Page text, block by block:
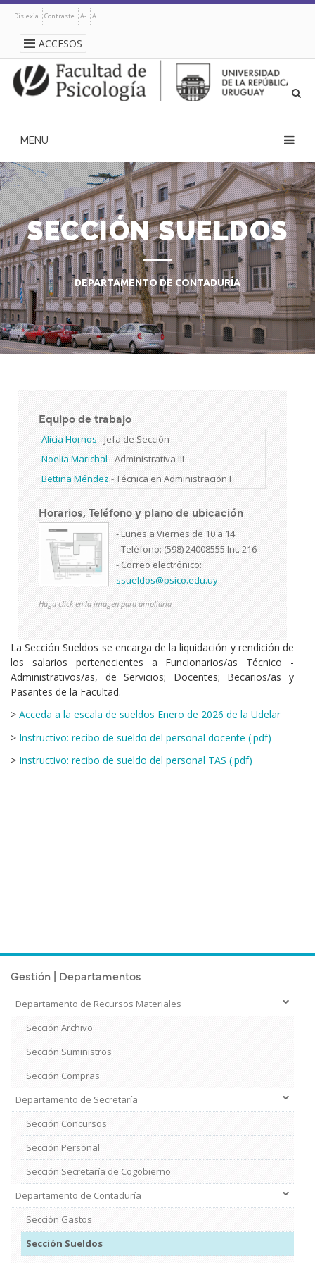
Pasar
principal
Dislexia Contraste A- A+
ACCESOS
navegación
principal
SECCIÓN SUELDOS
DEPARTAMENTO DE CONTADURÍA
Gestión | Departamentos
Departamento de Recursos Materiales
Sección Archivo
Sección Suministros
Sección Compras
Departamento de Secretaría
Sección Concursos
Sección Personal
Sección Secretaría de Cogobierno
Departamento de Contaduría
Sección Gastos
Sección Sueldos
Equipo de trabajo
Alicia Hornos-Jefa de Sección
Noelia Marichal-Administrativa III
Bettina Méndez-Técnica en Administración I
Horarios, Teléfono y plano de ubicación
- Lunes a Viernes de 10 a 14
- Teléfono: (598) 24008555 Int. 216
- Correo electrónico:
ssueldos@psico.edu.uy
Haga click en la imagen para ampliarla
La Sección Sueldos se encarga de la liquidación y rendición de
los salarios pertenecientes a Funcionarios/as Técnico -
Administrativos/as, de Servicios; Docentes; Becarios/as y
Pasantes de la Facultad.
> Acceda a la escala de sueldos Enero de 2026 de la Udelar
> Instructivo: recibo de sueldo del personal docente (.pdf)
> Instructivo: recibo de sueldo del personal TAS (.pdf)